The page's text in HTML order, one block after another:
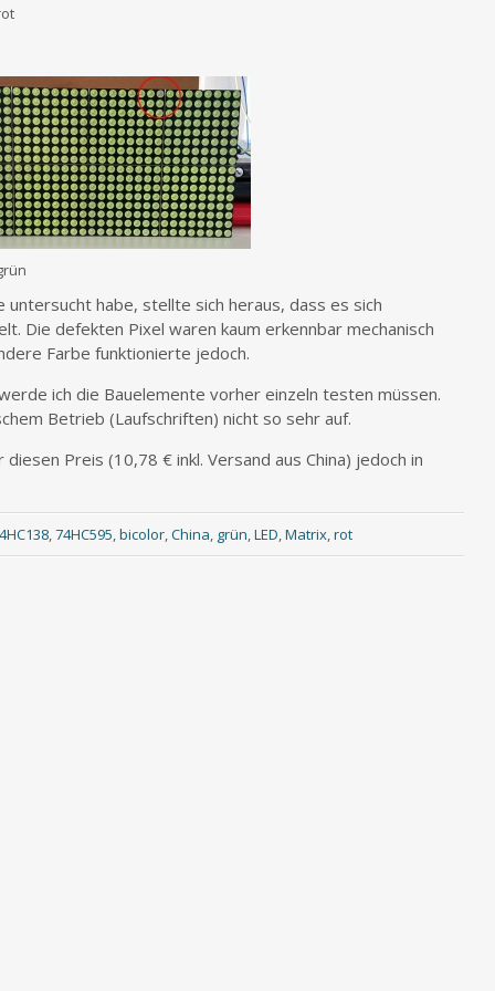
untersucht habe, stellte sich heraus, dass es sich
Die defekten Pixel waren kaum erkennbar mechanisch
Farbe funktionierte jedoch.
ich die Bauelemente vorher einzeln testen müssen.
Betrieb (Laufschriften) nicht so sehr auf.
Preis (10,78 € inkl. Versand aus China) jedoch in
,74HC595,bicolor,China, grün,LED,Matrix,rot